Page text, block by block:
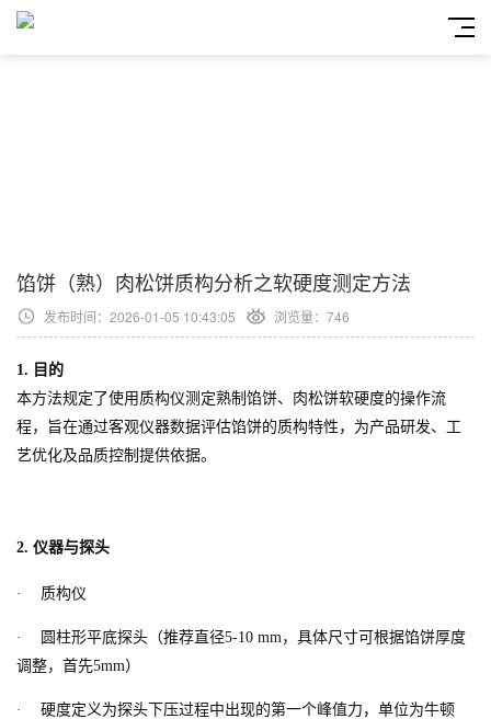
馅饼（熟）肉松饼质构分析之软硬度测定方法
发布时间：2026-01-05 10:43:05 浏览量：746
1. 目的
本方法规定了使用质构仪测定熟制馅饼、肉松饼软硬度的操作流
程，旨在通过客观仪器数据评估馅饼的质构特性，为产品研发、工
艺优化及品质控制提供依据。
2. 仪器与探头
· 质构仪
·
圆柱形平底探头（推荐直径5-10 mm，具体尺寸可根据馅饼厚度
调整，首先5mm）
·
硬度定义为探头下压过程中出现的第一个峰值力，单位为牛顿